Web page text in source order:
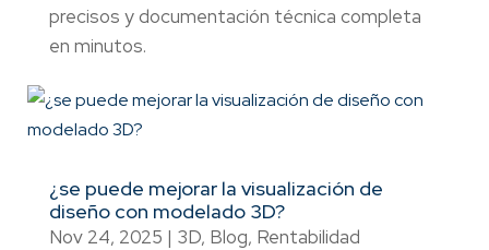
precisos y documentación técnica completa
en minutos.
¿se puede mejorar la visualización de
diseño con modelado 3D?
Nov 24, 2025 | 3D, Blog, Rentabilidad